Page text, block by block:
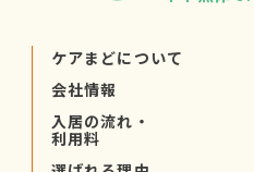
ケアまどについて
会社情報
入居の流れ・
利用料